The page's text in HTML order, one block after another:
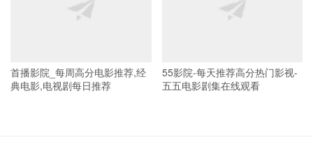
首播影院_每周高分电影推荐,经
典电影,电视剧每日推荐
55影院-每天推荐高分热门影视-
五五电影剧集在线观看